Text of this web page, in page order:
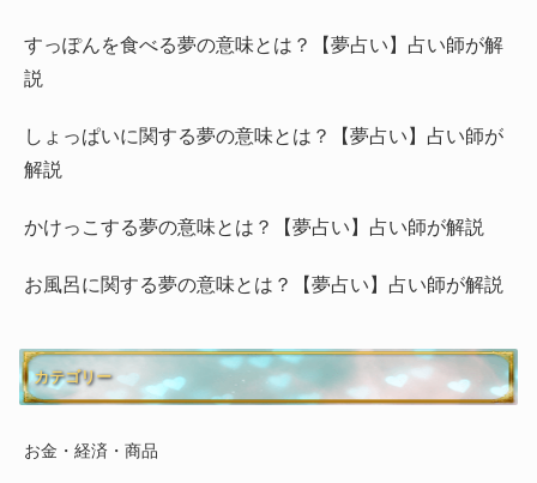
すっぽんを食べる夢の意味とは？【夢占い】占い師が解
説
しょっぱいに関する夢の意味とは？【夢占い】占い師が
解説
かけっこする夢の意味とは？【夢占い】占い師が解説
お風呂に関する夢の意味とは？【夢占い】占い師が解説
カテゴリー
お金・経済・商品